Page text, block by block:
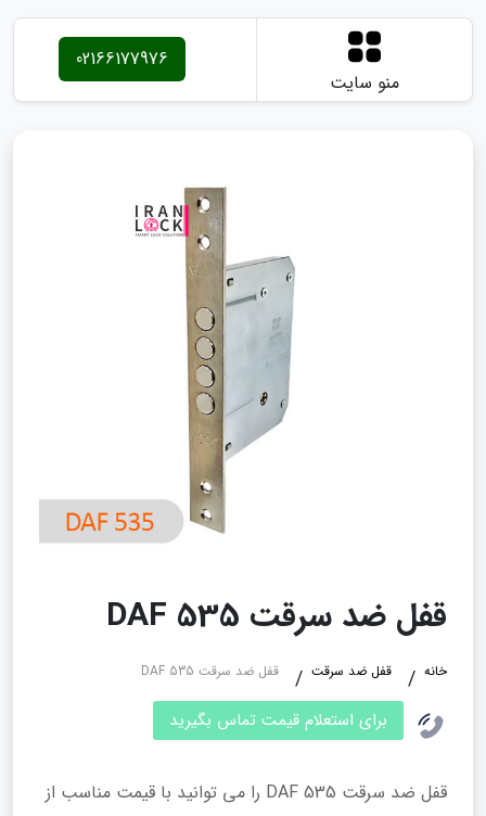
منو سایت
02166177976
قفل ضد سرقت 535 DAF
خانه قفل ضد سرقت قفل ضد سرقت 535 DAF
برای استعلام قیمت تماس بگیرید
قفل ضد سرقت 535 DAF را می توانید با قیمت مناسب از